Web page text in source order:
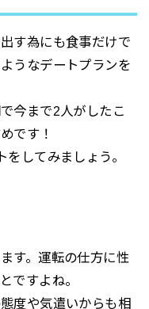
す為にも食事だけで
うなデートプランを
今まで2人がしたこ
です！
してみましょう。
す。運転の仕方に性
ですよね。
度や気遣いからも相